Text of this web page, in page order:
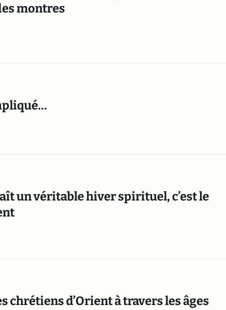
montres
un véritable hiver spirituel, c’est le
chrétiens d’Orient à travers les âges